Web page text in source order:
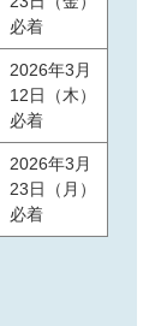
必着
2026年3月
12日（木）
必着
2026年3月
23日（月）
必着